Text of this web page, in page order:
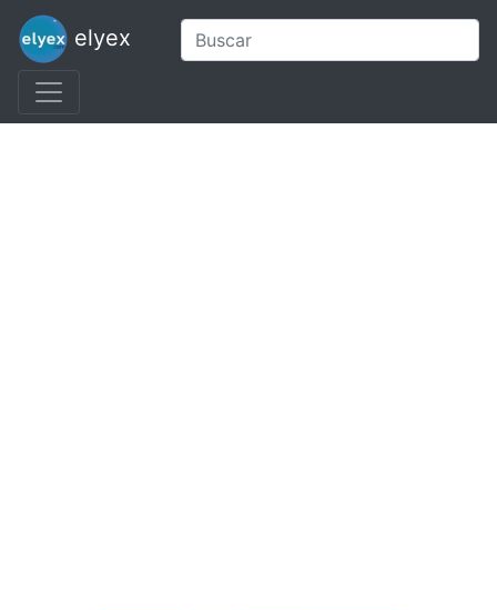
elyex